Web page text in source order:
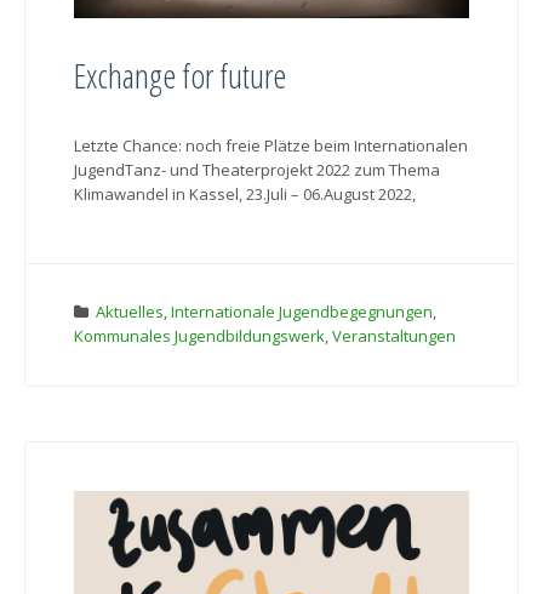
Exchange for future
Letzte Chance: noch freie Plätze beim Internationalen
JugendTanz- und Theaterprojekt 2022 zum Thema
Klimawandel in Kassel, 23.Juli – 06.August 2022,
Aktuelles,Internationale Jugendbegegnungen,
Kommunales Jugendbildungswerk,Veranstaltungen